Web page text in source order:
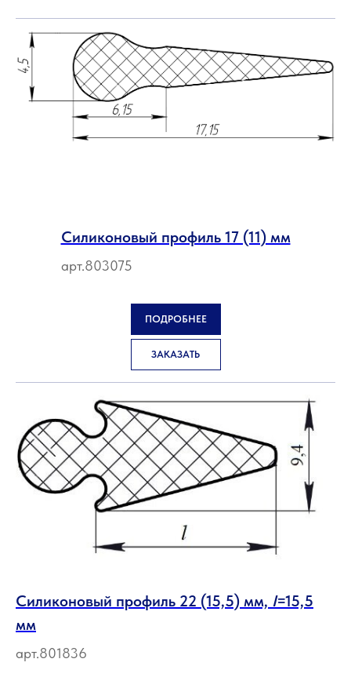
Силиконовый профиль 17 (11) мм
арт.803075
ПОДРОБНЕЕ
ЗАКАЗАТЬ
Силиконовый профиль 22 (15,5) мм, I=15,5
мм
арт.801836